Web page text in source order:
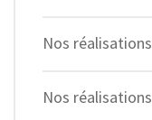
Nos
Nos